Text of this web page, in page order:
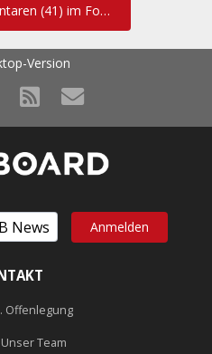
der ChoOyu Besteigung.
suchen; kamera aufstellen;
umdrehen, kamera
...
smilies/tongue3.gif
winter zu entfliehen
Zu den Kommentaren (41) im Forum
Version
Offenlegung
Team